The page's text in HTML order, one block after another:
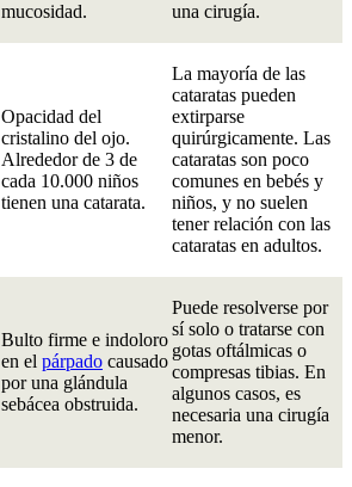
mucosidad.
una cirugía.
Opacidad del
cristalino del ojo.
Alrededor de 3 de
cada 10.000 niños
tienen una catarata.
La mayoría de las
cataratas pueden
extirparse
quirúrgicamente. Las
cataratas son poco
comunes en bebés y
niños, y no suelen
tener relación con las
cataratas en adultos.
Bulto firme e indoloro
en el párpado causado
por una glándula
sebácea obstruida.
Puede resolverse por
sí solo o tratarse con
gotas oftálmicas o
compresas tibias. En
algunos casos, es
necesaria una cirugía
menor.